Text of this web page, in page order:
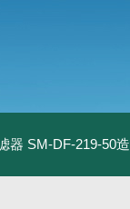
器 SM-DF-219-50